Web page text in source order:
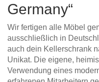
Germany“
Wir fertigen alle Möbel
ausschließlich in
auch dein Kellerschrank
Unikat. Die eigene,
Verwendung eines